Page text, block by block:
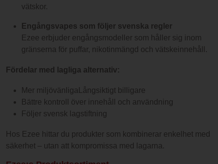
vätskor.
Engångsvapes som följer svenska regler
Ezee erbjuder engångsmodeller som håller sig inom
gränserna för puffar, nikotinmängd och vätskeinnehåll.
Fördelar med lagliga alternativ:
Mer miljövänligaLångsiktigt billigare
Bättre kontroll över innehåll och användning
Följer svensk lagstiftning
Hos Ezee hittar du produkter som kombinerar enkelhet med
säkerhet – utan att kompromissa med lagarna.